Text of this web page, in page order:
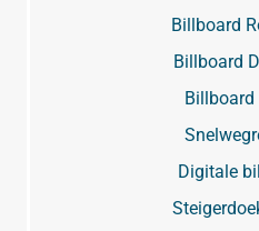
Billboard
Billboard
Billboard
Digitale